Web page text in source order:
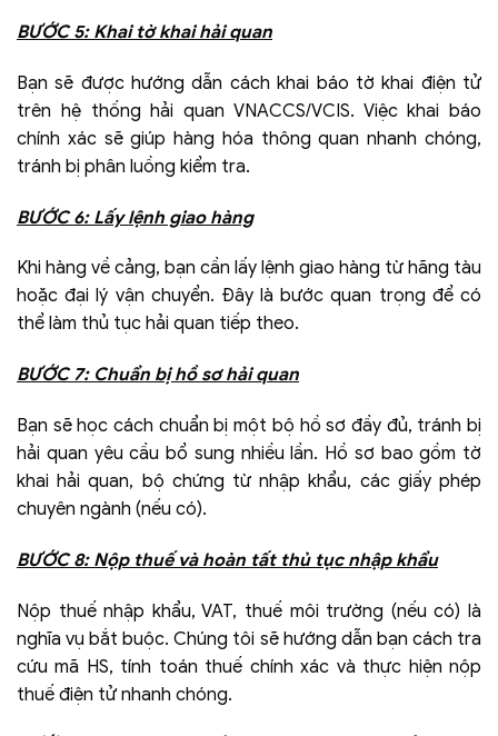
BƯỚC 5: Khai tờ khai hải quan
Bạn sẽ được hướng dẫn cách khai báo tờ khai điện tử
trên hệ thống hải quan VNACCS/VCIS. Việc khai báo
chính xác sẽ giúp hàng hóa thông quan nhanh chóng,
tránh bị phân luồng kiểm tra.
BƯỚC 6: Lấy lệnh giao hàng
Khi hàng về cảng, bạn cần lấy lệnh giao hàng từ hãng tàu
hoặc đại lý vận chuyển. Đây là bước quan trọng để có
thể làm thủ tục hải quan tiếp theo.
BƯỚC 7: Chuẩn bị hồ sơ hải quan
Bạn sẽ học cách chuẩn bị một bộ hồ sơ đầy đủ, tránh bị
hải quan yêu cầu bổ sung nhiều lần. Hồ sơ bao gồm tờ
khai hải quan, bộ chứng từ nhập khẩu, các giấy phép
chuyên ngành (nếu có).
BƯỚC 8: Nộp thuế và hoàn tất thủ tục nhập khẩu
Nộp thuế nhập khẩu, VAT, thuế môi trường (nếu có) là
nghĩa vụ bắt buộc. Chúng tôi sẽ hướng dẫn bạn cách tra
cứu mã HS, tính toán thuế chính xác và thực hiện nộp
thuế điện tử nhanh chóng.